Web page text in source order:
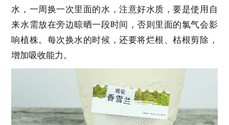
水，一周换一次里面的水，注意好水质，要是使用自
来水需放在旁边晾晒一段时间，否则里面的氯气会影
响植株。每次换水的时候，还要将烂根、枯根剪除，
增加吸收能力。